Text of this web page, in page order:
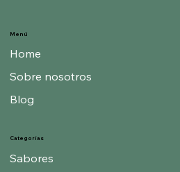
Categorías
Sabores
Menú
Home
Sobre nosotros
Blog